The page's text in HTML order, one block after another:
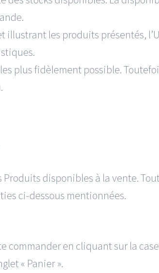
illustrant les produits présentés,
plus fidèlement possible.
disponibles à la vente.
ci-dessous mentionnées.
commander en cliquant sur la
« Panier ».